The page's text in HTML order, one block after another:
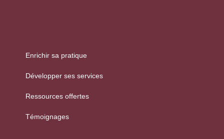
Enrichir sa pratique
Développer ses services
Ressources offertes
Témoignages